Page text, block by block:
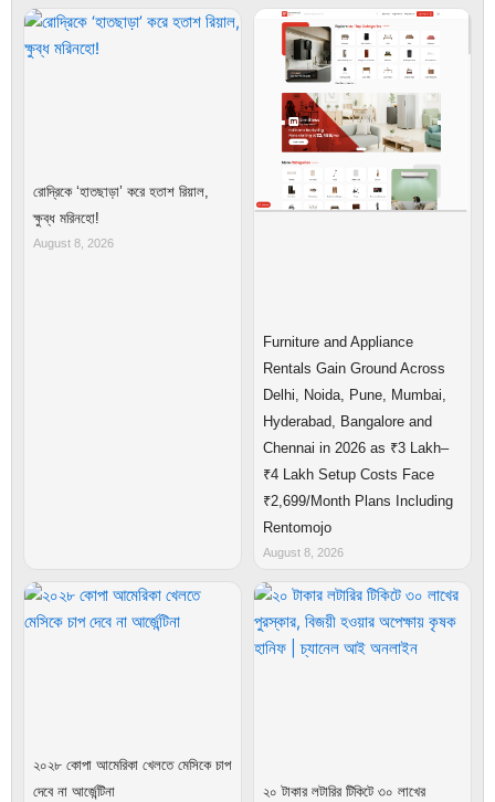
রোদ্রিকে ‘হাতছাড়া’ করে হতাশ রিয়াল,
ক্ষুব্ধ মরিনহো!
August 8, 2026
Furniture and Appliance
Rentals Gain Ground Across
Delhi, Noida, Pune, Mumbai,
Hyderabad, Bangalore and
Chennai in 2026 as ₹3 Lakh–
₹4 Lakh Setup Costs Face
₹2,699/Month Plans Including
Rentomojo
August 8, 2026
২০২৮ কোপা আমেরিকা খেলতে মেসিকে চাপ
দেবে না আর্জেন্টিনা
২০ টাকার লটারির টিকিটে ৩০ লাখের